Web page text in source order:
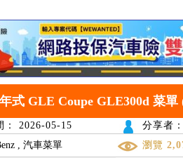
式 GLE Coupe GLE300d 菜單
： 2026-05-15
分享者
, 汽車菜單
瀏覽